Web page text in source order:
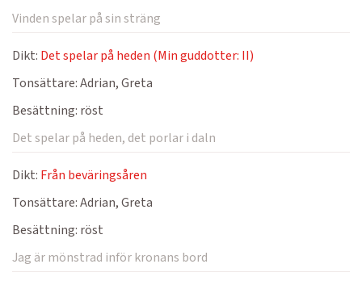
Vinden spelar på sin sträng
Dikt: Det spelar på heden (Min guddotter: II)
Tonsättare:Adrian, Greta
Besättning: röst
Det spelar på heden, det porlar i daln
Dikt: Från beväringsåren
Tonsättare:Adrian, Greta
Besättning: röst
Jag är mönstrad inför kronans bord